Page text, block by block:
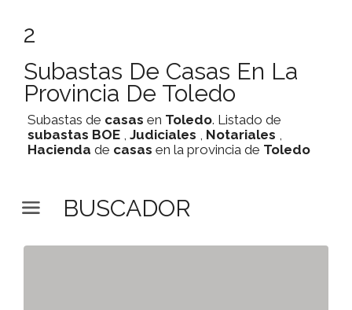
2
Subastas De Casas En La
Provincia De Toledo
Subastas de casas en Toledo. Listado de
subastas BOE , Judiciales , Notariales ,
Hacienda de casas en la provincia de Toledo
BUSCADOR